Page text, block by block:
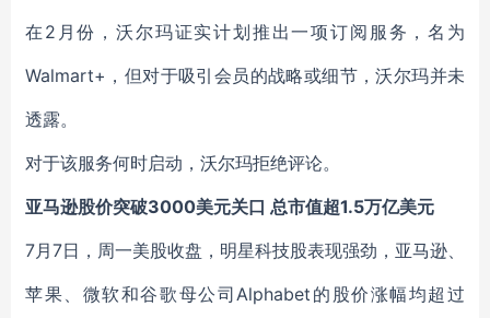
在2月份，沃尔玛证实计划推出一项订阅服务，名为
Walmart+，但对于吸引会员的战略或细节，沃尔玛并未
透露。
对于该服务何时启动，沃尔玛拒绝评论。
亚马逊股价突破3000美元关口 总市值超1.5万亿美元
7月7日，周一美股收盘，明星科技股表现强劲，亚马逊、
苹果、微软和谷歌母公司Alphabet的股价涨幅均超过